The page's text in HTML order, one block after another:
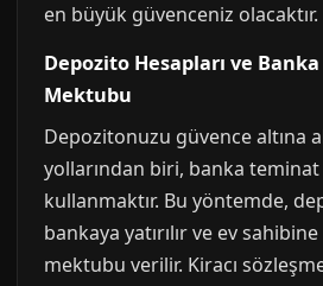
en büyük güvenceniz olacaktır.
Depozito Hesapları ve
Mektubu
Depozitonuzu güvence altına
yollarından biri, banka
kullanmaktır. Bu yöntemde,
bankaya yatırılır ve ev
mektubu verilir. Kiracı